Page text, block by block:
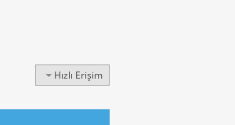
Hızlı Erişim